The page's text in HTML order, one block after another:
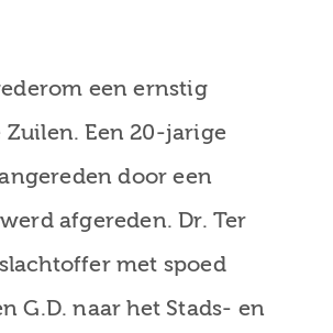
een ernstig
Een 20-jarige
door een
afgereden. Dr. Ter
met spoed
G.D. naar het Stads- en